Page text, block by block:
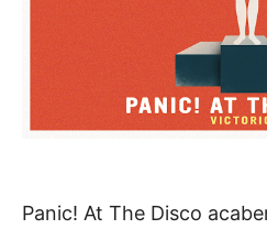
Panic! At The Disco